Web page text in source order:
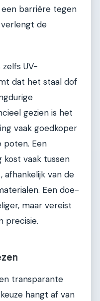
barrière tegen
de
UV-
dat het staal dof
gezien is het
vaak goedkoper
poten. Een
kost vaak tussen
van de
Een doe-
maar vereist
precisie.
transparante
hangt af van